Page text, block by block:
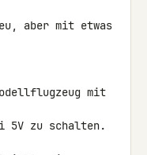
aber mit etwas
mit
5V zu schalten.